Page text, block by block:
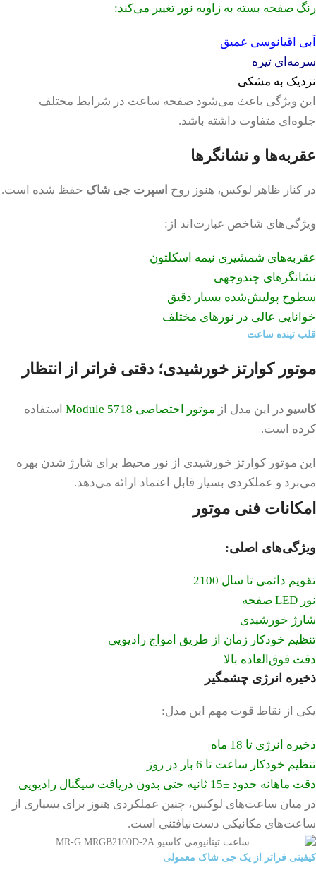
رنگ صفحه بسته به زاویه نور تغییر می‌کند:
آبی اقیانوسی عمیق
سرمه‌ای تیره
نزدیک به مشکی
این ویژگی باعث می‌شود صفحه ساعت در شرایط مختلف
جلوه‌ای متفاوت داشته باشد.
عقربه‌ها و نشانگرها
در کنار ظاهر لوکس، هنوز روح اسپرت جی شاک حفظ شده است.
ویژگی‌های شاخص عبارت‌اند از:
عقربه‌های شمشیری نیمه اسکلتون
نشانگرهای چندوجهی
سطوح پولیش‌شده بسیار دقیق
خوانایی عالی در نورهای مختلف
قلب تپنده ساعت
موتور کوارتز خورشیدی؛ دقتی فراتر از انتظار
کاسیو در این مدل از موتور اختصاصی Module 5718
استفاده
کرده است.
این موتور کوارتز خورشیدی از نور محیط برای شارژ شدن بهره
می‌برد و عملکردی بسیار قابل اعتماد ارائه می‌دهد.
امکانات فنی موتور
ویژگی‌های اصلی:
تقویم دائمی تا سال 2100
نور LED صفحه
شارژ خورشیدی
تنظیم خودکار زمان از طریق امواج رادیویی
دقت فوق‌العاده بالا
ذخیره انرژی چشمگیر
یکی از نقاط قوت مهم این مدل:
ذخیره انرژی تا 18 ماه
تنظیم خودکار ساعت تا 6 بار در روز
دقت ماهانه حدود ±15 ثانیه حتی بدون دریافت سیگنال رادیویی
در میان ساعت‌های لوکس، چنین عملکردی هنوز برای بسیاری از
ساعت‌های مکانیکی دست‌نیافتنی است.
کیفیتی فراتر از یک جی شاک معمولی